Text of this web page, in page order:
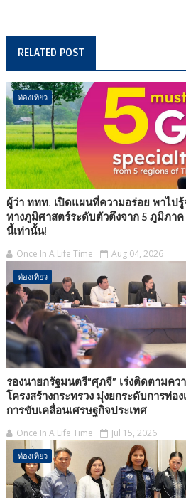
RELATED POST
ท่องเที่ยว
ผู้ว่า ททท. เปิดแผนที่ความอร่อย พาไป
ทางภูมิศาสตร์ระดับตัวตึงจาก 5 ภูมิภา
นี้เท่านั้น!
Once In A Life Time Aug 04, 2026
ท่องเที่ยว
รองนายกรัฐมนตรี“ศุภจี” เร่งติดตามค
โครงสร้างกระทรวง มุ่งยกระดับการท่
การขับเคลื่อนเศรษฐกิจประเทศ
Once In A Life Time Jul 15, 2026
ท่องเที่ยว